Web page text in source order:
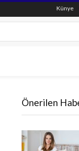
Künye
Önerilen